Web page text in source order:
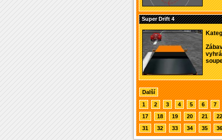
Super Drift 4
Další
1 2 3 4 5 6
7
17
18 19 20 21
22
31
32 33 34 35 36